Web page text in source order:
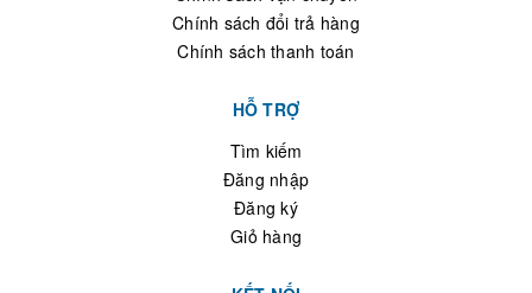
Chính sách đổi trả hàng
Chính sách thanh toán
HỖ TRỢ
Tìm kiếm
Đăng nhập
Đăng ký
Giỏ hàng